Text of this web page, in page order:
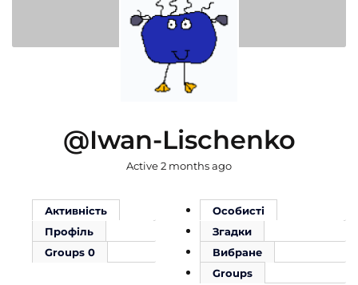
@iwan-Lischenko
Active 2 months ago
Активність
Профіль
Groups 0
Особисті
Згадки
Вибране
Groups